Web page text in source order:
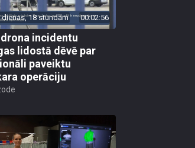
18 stundām 00:02:56
incidentu
lidostā dēvē par
paveiktu
operāciju